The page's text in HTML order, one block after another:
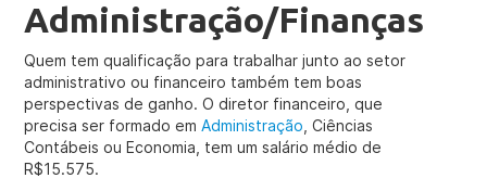
Administração/Finanças
Quem tem qualificação para trabalhar junto ao setor
administrativo ou financeiro também tem boas
perspectivas de ganho. O diretor financeiro, que
precisa ser formado emAdministração , Ciências
Contábeis ou Economia, tem um salário médio de
R$15.575.